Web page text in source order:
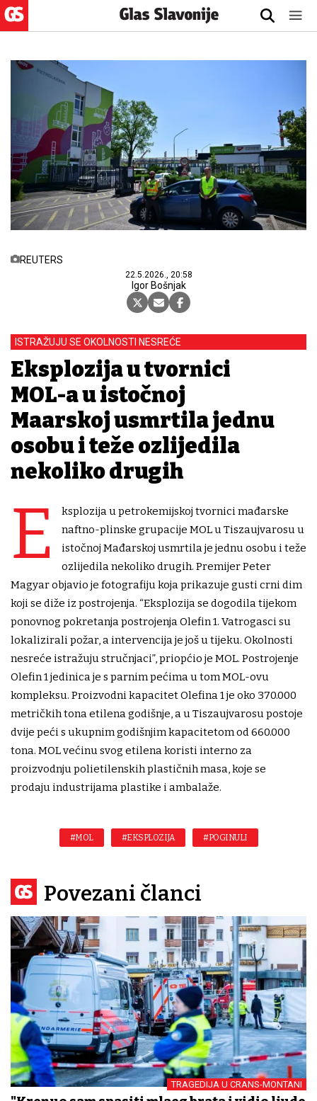
REUTERS
22.5.2026., 20:58
Igor Bošnjak
ISTRAŽUJU SE OKOLNOSTI NESREĆE
Eksplozija u tvornici
MOL-a u istočnoj
Mađarskoj usmrtila jednu
osobu i teže ozlijedila
nekoliko drugih
E
ksplozija u petrokemijskoj tvornici mađarske
naftno-plinske grupacije MOL u Tiszaujvarosu u
istočnoj Mađarskoj usmrtila je jednu osobu i teže
ozlijedila nekoliko drugih. Premijer Peter
Magyar objavio je fotografiju koja prikazuje gusti crni dim
koji se diže iz postrojenja. “Eksplozija se dogodila tijekom
ponovnog pokretanja postrojenja Olefin 1. Vatrogasci su
lokalizirali požar, a intervencija je još u tijeku. Okolnosti
nesreće istražuju stručnjaci”, priopćio je MOL. Postrojenje
Olefin 1 jedinica je s parnim pećima u tom MOL-ovu
kompleksu. Proizvodni kapacitet Olefina 1 je oko 370.000
metričkih tona etilena godišnje, a u Tiszaujvarosu postoje
dvije peći s ukupnim godišnjim kapacitetom od 660.000
tona. MOL većinu svog etilena koristi interno za
proizvodnju polietilenskih plastičnih masa, koje se
prodaju industrijama plastike i ambalaže.
#MOL #EKSPLOZIJA #POGINULI
Povezani članci
TRAGEDIJA U CRANS-MONTANI